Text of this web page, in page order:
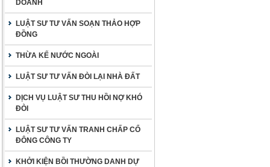
DOANH
LUẬT SƯ TƯ VẤN SOẠN THẢO HỢP
ĐỒNG
THỪA KẾ NƯỚC NGOÀI
LUẬT SƯ TƯ VẤN ĐÒI LẠI NHÀ ĐẤT
DỊCH VỤ LUẬT SƯ THU HỒI NỢ KHÓ
ĐÒI
LUẬT SƯ TƯ VẤN TRANH CHẤP CỔ
ĐÔNG CÔNG TY
KHỞI KIỆN BỒI THƯỜNG DANH DỰ